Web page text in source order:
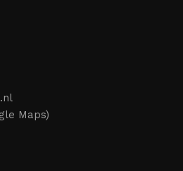
producten van betrouwbare
vakmanschap en eerlijkheid
garanderen meubels van
veiligheid — zodat je
jouw interieur.
Maps)